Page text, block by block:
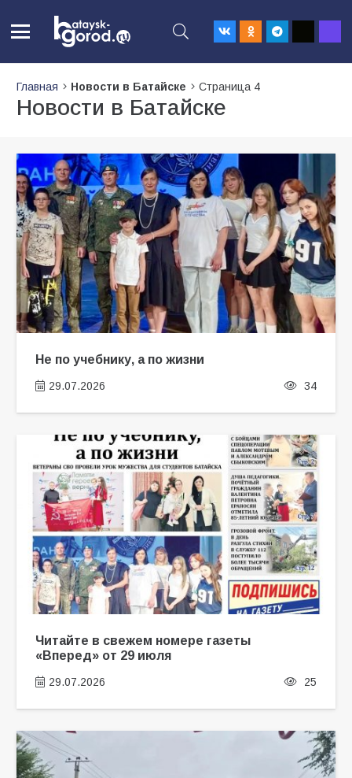
Главная Новости в Батайске Страница 4
Новости в Батайске
Не по учебнику, а по жизни
29.07.2026 34
Читайте в свежем номере газеты
«Вперед» от 29 июля
29.07.2026 25